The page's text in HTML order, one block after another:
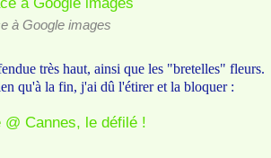
à Google images
très haut, ainsi que les "bretelles" fleurs.
qu'à la fin, j'ai dû l'étirer et la bloquer :